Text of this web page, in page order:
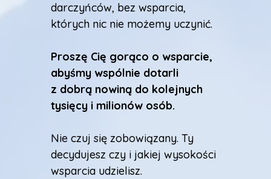
darczyńców, bez wsparcia,
których nic nie możemy uczynić.
Proszę Cię gorąco o wsparcie,
abyśmy wspólnie dotarli
z dobrą nowiną do kolejnych
tysięcy i milionów osób.
Nie czuj się zobowiązany. Ty
decydujesz czy i jakiej wysokości
wsparcia udzielisz.